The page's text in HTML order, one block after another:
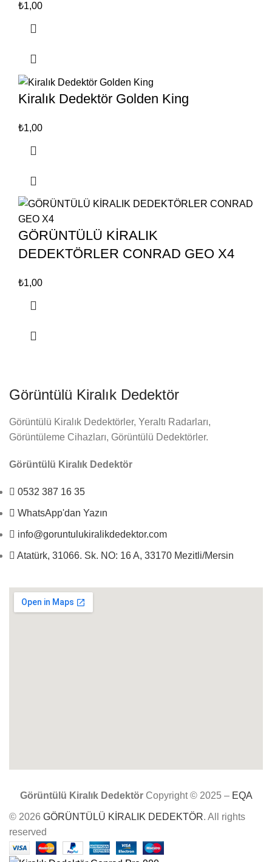
₺1,00
Kiralık Dedektör Golden King
₺1,00
GÖRÜNTÜLÜ KİRALIK
DEDEKTÖRLER CONRAD GEO X4
₺1,00
Görüntülü Kiralık Dedektör
Görüntülü Kiralık Dedektörler, Yeraltı Radarları,
Görüntüleme Cihazları, Görüntülü Dedektörler.
Görüntülü Kiralık Dedektör
0532 387 16 35
WhatsApp'dan Yazın
info@goruntulukiralikdedektor.com
Atatürk, 31066. Sk. NO: 16 A, 33170 Mezitli/Mersin
Görüntülü Kiralık DedektörCopyright © 2025 – EQA
© 2026 GÖRÜNTÜLÜ KİRALIK DEDEKTÖR. All rights
reserved